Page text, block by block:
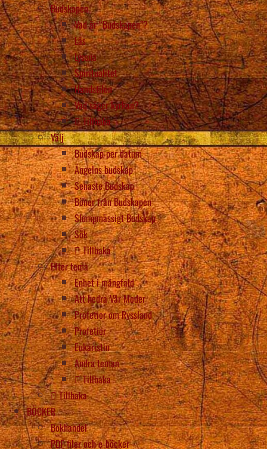
Budskapen
Vad är “Budskapen”?
Läs
Lyssna
Spiritualitet
Handstilen
Vad säger kyrkan?
Tillbaka
Välj
Budskap per datum
Ängelns budskap
Senaste Budskap
Böner från Budskapen
Slumpmässigt Budskap
Sök
Tillbaka
Efter tema
Enhet i mångfald
Att hedra Vår Moder
Profetior om Ryssland
Profetior
Eukaristin
Andra teman
Tillbaka
Tillbaka
BÖCKER
Bokhandel
PDF-filer och e-böcker